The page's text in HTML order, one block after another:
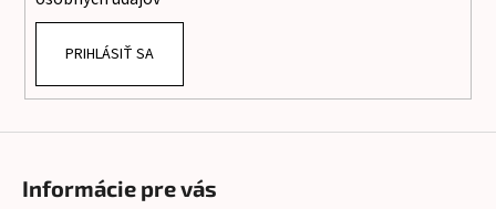
PRIHLÁSIŤ SA
Informácie pre vás